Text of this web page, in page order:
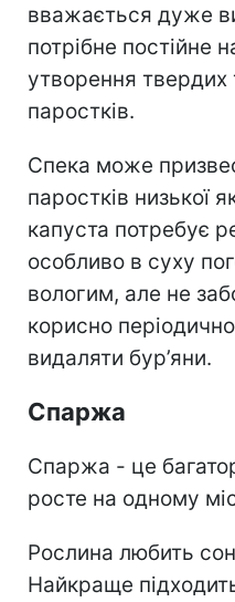
вважається дуже
потрібне постійне
утворення твердих
паростків.
Спека може
паростків низької
капуста потребує
особливо в суху
вологим, але не
корисно
видаляти бур’яни.
Спаржа
Спаржа - це
росте на одному
Рослина любить
Найкраще